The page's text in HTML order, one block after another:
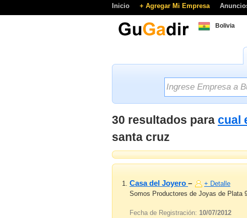
Inicio + Agregar Mi Empresa
Bolivia
30 resultados para cual
santa cruz
Casa del Joyero –
+ Detalle
Somos Productores de Joyas de Plata
Fecha de Registración: 10/07/2012